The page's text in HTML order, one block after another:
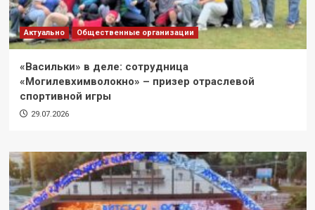
Актуально Общественные организации
«Васильки» в деле: сотрудница
«Могилевхимволокно» – призер отраслевой
спортивной игры
29.07.2026